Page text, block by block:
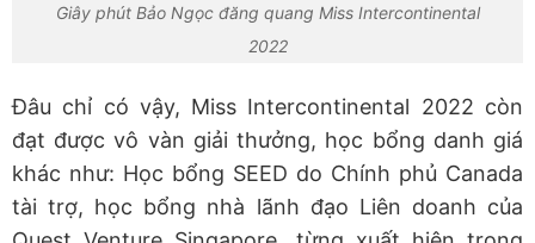
Giây phút Bảo Ngọc đăng quang Miss Intercontinental
2022
Đâu chỉ có vậy, Miss Intercontinental 2022 còn
đạt được vô vàn giải thưởng, học bổng danh giá
khác như: Học bổng SEED do Chính phủ Canada
tài trợ, học bổng nhà lãnh đạo Liên doanh của